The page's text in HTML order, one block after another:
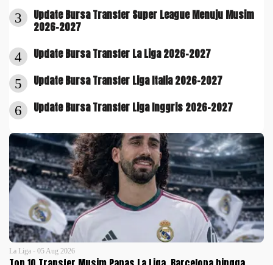
3
Update Bursa Transfer Super League Menuju Musim
2026-2027
4 Update Bursa Transfer La Liga 2026-2027
5 Update Bursa Transfer Liga Italia 2026-2027
6 Update Bursa Transfer Liga Inggris 2026-2027
La Liga - 05 Aug 2026
Video